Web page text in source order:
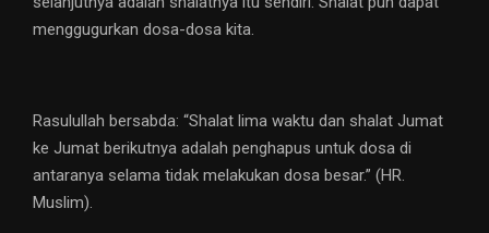
menggugurkan dosa-dosa kita.
Rasulullah bersabda: “Shalat lima waktu dan shalat Jumat
ke Jumat berikutnya adalah penghapus untuk dosa di
antaranya selama tidak melakukan dosa besar.” (HR.
Muslim).